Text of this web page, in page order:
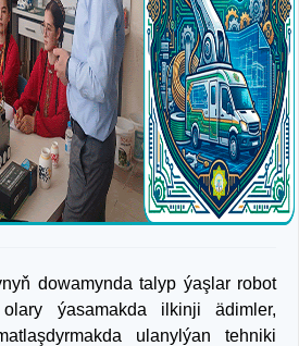
dowamynda talyp ýaşlar robot
ýasamakda ilkinji ädimler,
ulanylýan tehniki